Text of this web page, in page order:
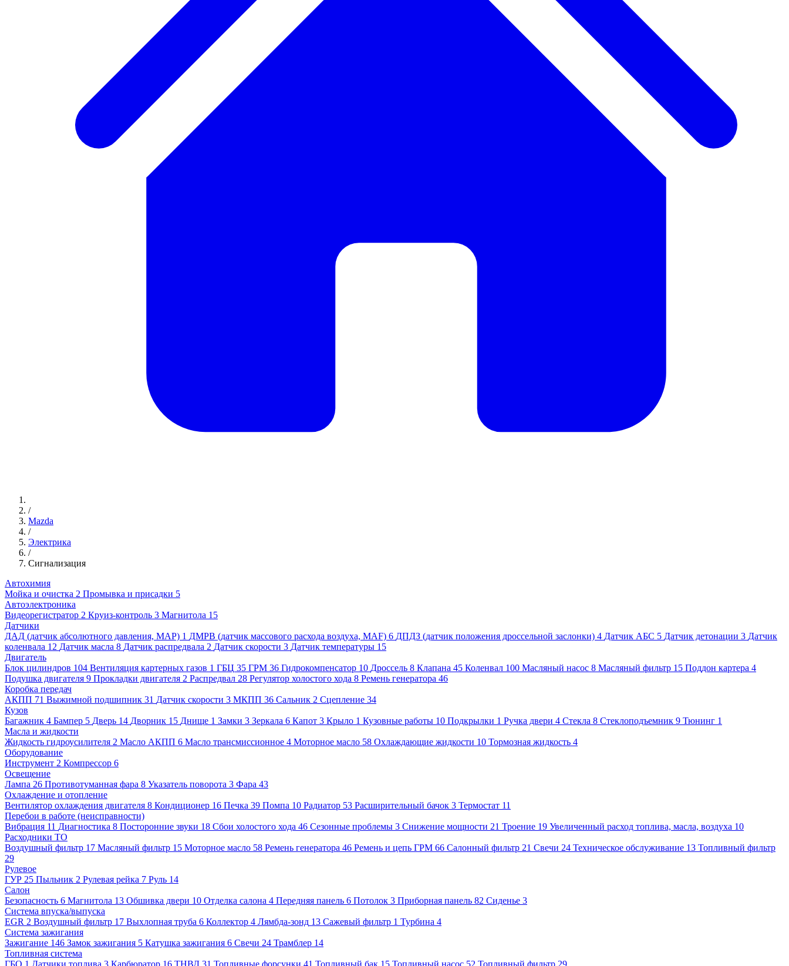
/
Mazda
/
Электрика
/
Сигнализация
Автохимия
Мойка и очистка 2 Промывка и присадки 5
Автоэлектроника
Видеорегистратор 2 Круиз-контроль 3 Магнитола 15
Датчики
ДАД (датчик абсолютного давления, MAP) 1 ДМРВ (датчик массового расхода воздуха, MAF) 6 ДПДЗ (датчик положения дроссельной заслонки) 4 Датчик АБС 5 Датчик детонации 3 Датчик
коленвала 12 Датчик масла 8 Датчик распредвала 2 Датчик скорости 3 Датчик температуры 15
Двигатель
Блок цилиндров 104 Вентиляция картерных газов 1 ГБЦ 35 ГРМ 36 Гидрокомпенсатор 10 Дроссель 8 Клапана 45 Коленвал 100 Масляный насос 8 Масляный фильтр 15 Поддон картера 4
Подушка двигателя 9 Прокладки двигателя 2 Распредвал 28 Регулятор холостого хода 8 Ремень генератора 46
Коробка передач
АКПП 71 Выжимной подшипник 31 Датчик скорости 3 МКПП 36 Сальник 2 Сцепление 34
Кузов
Багажник 4 Бампер 5 Дверь 14 Дворник 15 Днище 1 Замки 3 Зеркала 6 Капот 3 Крыло 1 Кузовные работы 10 Подкрылки 1 Ручка двери 4 Стекла 8 Стеклоподъемник 9 Тюнинг 1
Масла и жидкости
Жидкость гидроусилителя 2 Масло АКПП 6 Масло трансмиссионное 4 Моторное масло 58 Охлаждающие жидкости 10 Тормозная жидкость 4
Оборудование
Инструмент 2 Компрессор 6
Освещение
Лампа 26 Противотуманная фара 8 Указатель поворота 3 Фара 43
Охлаждение и отопление
Вентилятор охлаждения двигателя 8 Кондиционер 16 Печка 39 Помпа 10 Радиатор 53 Расширительный бачок 3 Термостат 11
Перебои в работе (неисправности)
Вибрация 11 Диагностика 8 Посторонние звуки 18 Сбои холостого хода 46 Сезонные проблемы 3 Снижение мощности 21 Троение 19 Увеличенный расход топлива, масла, воздуха 10
Расходники ТО
Воздушный фильтр 17 Масляный фильтр 15 Моторное масло 58 Ремень генератора 46 Ремень и цепь ГРМ 66 Салонный фильтр 21 Свечи 24 Техническое обслуживание 13 Топливный фильтр
29
Рулевое
ГУР 25 Пыльник 2 Рулевая рейка 7 Руль 14
Салон
Безопасность 6 Магнитола 13 Обшивка двери 10 Отделка салона 4 Передняя панель 6 Потолок 3 Приборная панель 82 Сиденье 3
Система впуска/выпуска
EGR 2 Воздушный фильтр 17 Выхлопная труба 6 Коллектор 4 Лямбда-зонд 13 Сажевый фильтр 1 Турбина 4
Система зажигания
Зажигание 146 Замок зажигания 5 Катушка зажигания 6 Свечи 24 Трамблер 14
Топливная система
ГБО 1 Датчики топлива 3 Карбюратор 16 ТНВД 31 Топливные форсунки 41 Топливный бак 15 Топливный насос 52 Топливный фильтр 29